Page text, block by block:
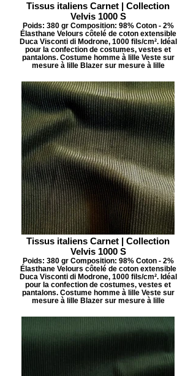
Tissus italiens Carnet | Collection
Velvis 1000 S
Poids: 380 gr Composition: 98% Coton - 2%
Élasthane Velours côtelé de coton extensible
Duca Visconti di Modrone, 1000 fils/cm². Idéal
pour la confection de costumes, vestes et
pantalons. Costume homme à lille Veste sur
mesure à lille Blazer sur mesure à lille
Tissus italiens Carnet | Collection
Velvis 1000 S
Poids: 380 gr Composition: 98% Coton - 2%
Élasthane Velours côtelé de coton extensible
Duca Visconti di Modrone, 1000 fils/cm². Idéal
pour la confection de costumes, vestes et
pantalons. Costume homme à lille Veste sur
mesure à lille Blazer sur mesure à lille